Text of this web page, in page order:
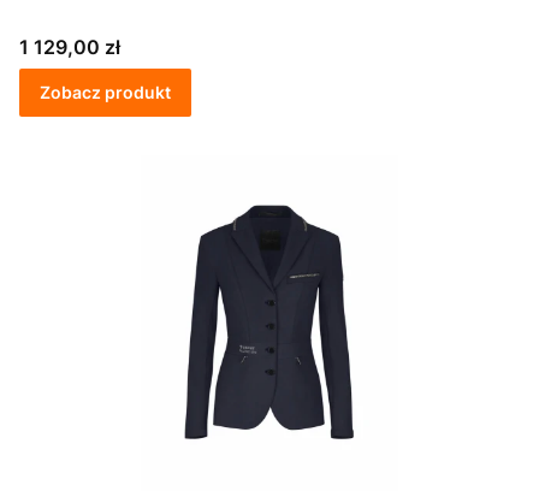
Cena
1 129,00 zł
Zobacz produkt